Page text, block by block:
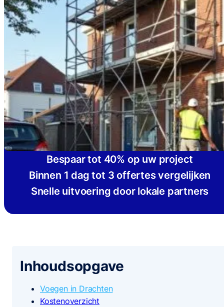
Bespaar tot 40% op uw project
Binnen 1 dag tot 3 offertes vergelijken
Snelle uitvoering door lokale partners
Inhoudsopgave
Voegen in Drachten
Kostenoverzicht